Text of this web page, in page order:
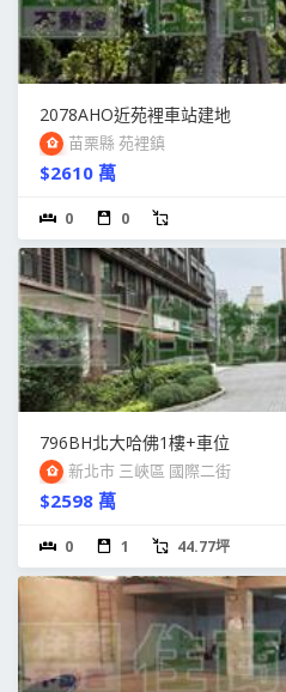
2078AHO近苑裡車站建地
苗栗縣 苑裡鎮
$2610 萬
0 0
796BH北大哈佛1樓+車位
新北市 三峽區 國際二街
$2598 萬
0 1 44.77坪